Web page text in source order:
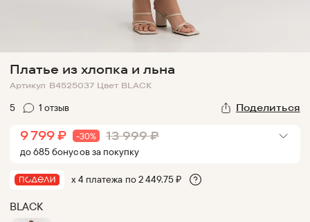
Платье из хлопка и льна
Артикул B4525037 Цвет BLACK
5 1 отзыв Поделиться
9 799 ₽ -30% 13 999 ₽
до685бонусовза покупку
х 4 платежа по2 449.75₽
BLACK